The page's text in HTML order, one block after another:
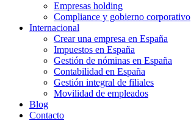
Empresas holding
Compliance y gobierno corporativo
Internacional
Crear una empresa en España
Impuestos en España
Gestión de nóminas en España
Contabilidad en España
Gestión integral de filiales
Movilidad de empleados
Blog
Contacto